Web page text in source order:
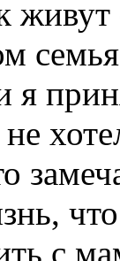
я
с